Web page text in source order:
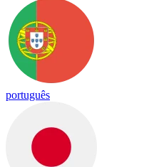
português